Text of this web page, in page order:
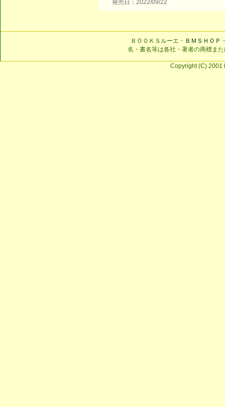
発売日：2022/09/22
ＢＯＯＫＳルーエ・ ＢＭＳＨＯＰ
名・書名等は各社・著者の商標ま
Copyright (C) 2001